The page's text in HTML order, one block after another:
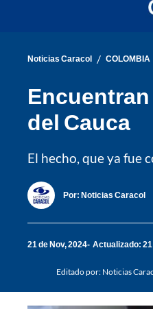
Noticias Caracol / COLOMBIA
del Cauca
El hecho, que ya fue
Por: Noticias Caracol
21 de Nov, 2024 Actualizado: 21
Editado por: Noticias